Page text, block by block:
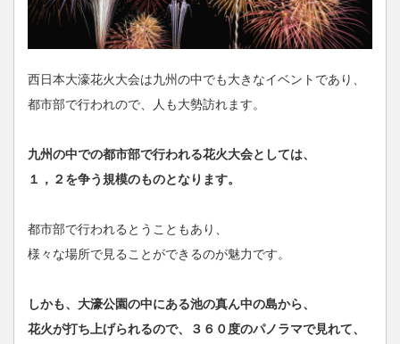
西日本大濠花火大会は九州の中でも大きなイベントであり、
都市部で行われので、人も大勢訪れます。
九州の中での都市部で行われる花火大会としては、
１，２を争う規模のものとなります。
都市部で行われるとうこともあり、
様々な場所で見ることができるのが魅力です。
しかも、大濠公園の中にある池の真ん中の島から、
花火が打ち上げられるので、３６０度のパノラマで見れて、